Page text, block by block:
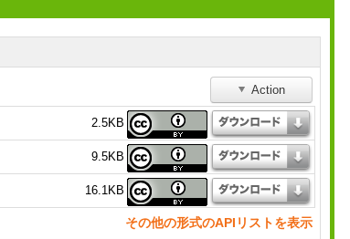
Action
2.5KB
9.5KB
16.1KB
その他の形式のAPIリストを表示